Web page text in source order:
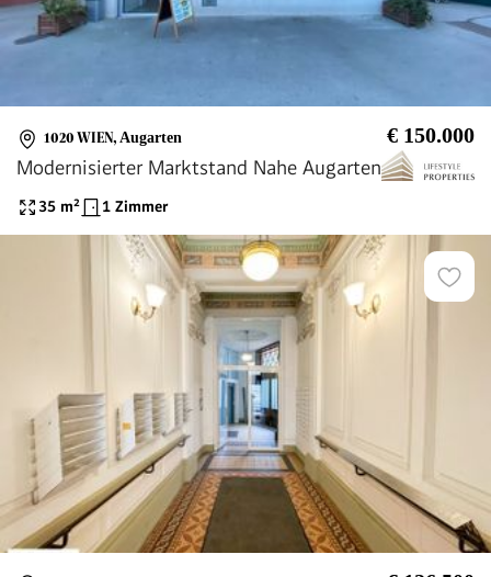
1020 WIEN, Augarten € 150.000
Modernisierter Marktstand Nahe Augarten
35 m² 1 Zimmer